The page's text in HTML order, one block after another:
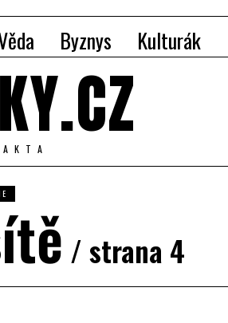
Byznys Kulturák
/ strana 4